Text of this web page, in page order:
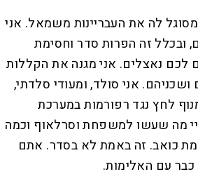
לה את העבריינות משמאל. אני
ובכלל זה הפרות סדר וחסימת
נאצלים. אני מגנה את הקללות
אני סולד, ומעודי סלדתי,
לחץ נגד רפורמות במערכת
מה שעשו למשפחת וסרלאוף וכמה
כואב. זה באמת לא בסדר. אתם
כבר עם האלימות.